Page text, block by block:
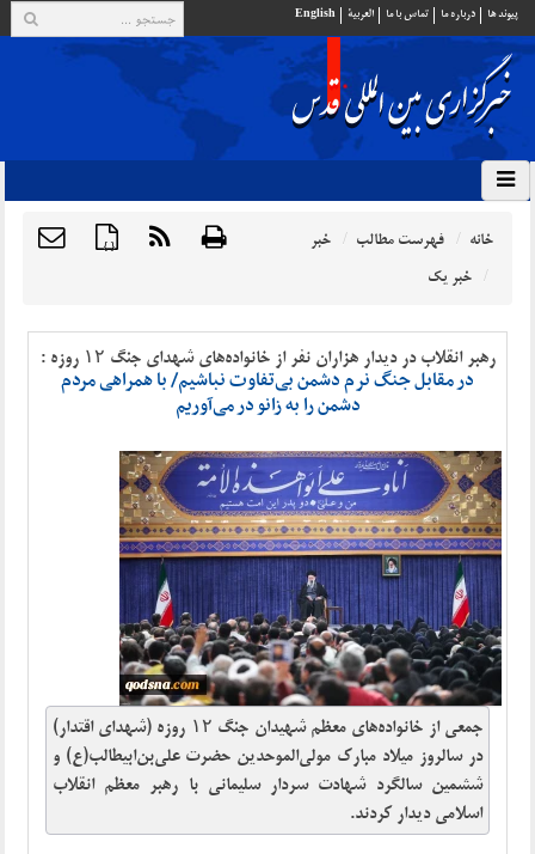
پيوند ها درباره ما تماس با ما العربية English
{ } خانه فهرست مطالب
خبر
خبر یک
رهبر انقلاب در دیدار هزاران نفر از خانواده‌های شهدای جنگ ۱۲ روزه :
در مقابل جنگ نرم دشمن بی‌تفاوت نباشیم/ با همراهی مردم
دشمن را به زانو در می‌آوریم
جمعی از خانواده‌های معظم شهیدان جنگ ۱۲ روزه (شهدای اقتدار)
در سالروز میلاد مبارک مولی‌الموحدین حضرت علی‌بن‌ابیطالب(ع) و
ششمین سالگرد شهادت سردار سلیمانی با رهبر معظم انقلاب
اسلامی دیدار کردند.